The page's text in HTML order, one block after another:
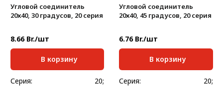
Угловой соединитель
20х40, 30 градусов, 20 серия
8.66 Br./шт
В корзину
Серия:
20;
Угловой соединитель
20х40, 45 градусов, 20 серия
6.76 Br./шт
В корзину
Серия:
20;